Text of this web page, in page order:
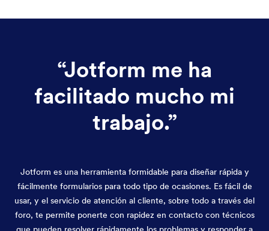
“Jotform me ha
facilitado mucho mi
trabajo.”
Jotform es una herramienta formidable para diseñar rápida y
fácilmente formularios para todo tipo de ocasiones. Es fácil de
usar, y el servicio de atención al cliente, sobre todo a través del
foro, te permite ponerte con rapidez en contacto con técnicos